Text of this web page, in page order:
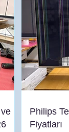
Philips
Fiyatları